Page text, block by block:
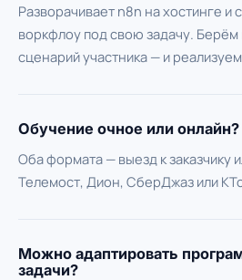
Разворачивает n8n на хостинге и
воркфлоу под свою задачу.
сценарий участника — и
Обучение очное или онлайн?
Оба формата — выезд к заказчику
Телемост, Дион, СберДжаз или
Можно адаптировать
задачи?